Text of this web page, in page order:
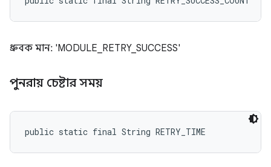
ধ্রুবক মান: 'MODULE_RETRY_SUCCESS'
পুনরায় চেষ্টার সময়
public static final String RETRY_TIME